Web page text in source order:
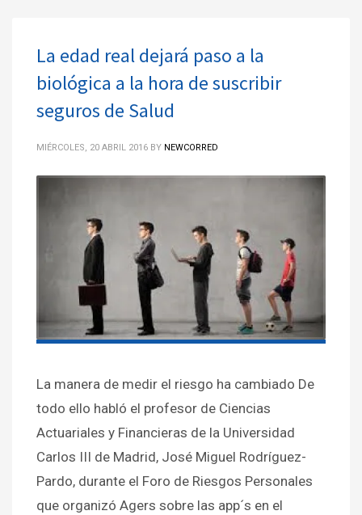
La edad real dejará paso a la
biológica a la hora de suscribir
seguros de Salud
MIÉRCOLES, 20 ABRIL 2016 BY NEWCORRED
La manera de medir el riesgo ha cambiado De
todo ello habló el profesor de Ciencias
Actuariales y Financieras de la Universidad
Carlos III de Madrid, José Miguel Rodríguez-
Pardo, durante el Foro de Riesgos Personales
que organizó Agers sobre las app´s en el